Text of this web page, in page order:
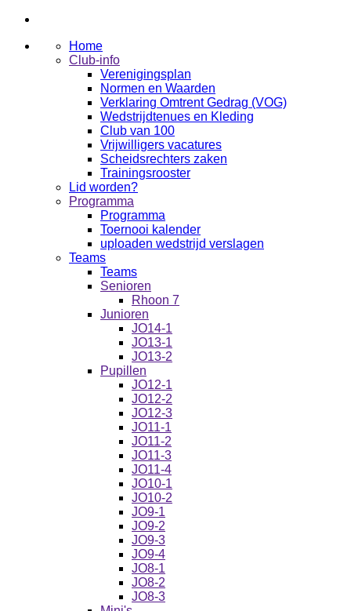
Home
Club-info
Verenigingsplan
Normen en Waarden
Verklaring Omtrent Gedrag (VOG)
Wedstrijdtenues en Kleding
Club van 100
Vrijwilligers vacatures
Scheidsrechters zaken
Trainingsrooster
Lid worden?
Programma
Programma
Toernooi kalender
uploaden wedstrijd verslagen
Teams
Teams
Senioren
Rhoon 7
Junioren
JO14-1
JO13-1
JO13-2
Pupillen
JO12-1
JO12-2
JO12-3
JO11-1
JO11-2
JO11-3
JO11-4
JO10-1
JO10-2
JO9-1
JO9-2
JO9-3
JO9-4
JO8-1
JO8-2
JO8-3